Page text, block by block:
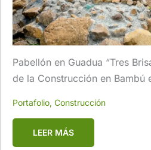
Pabellón en Guadua “Tres
de la Construcción en Bambú
Portafolio, Construcción
LEER MÁS